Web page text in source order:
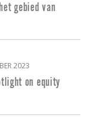
gebied van
2023
on equity